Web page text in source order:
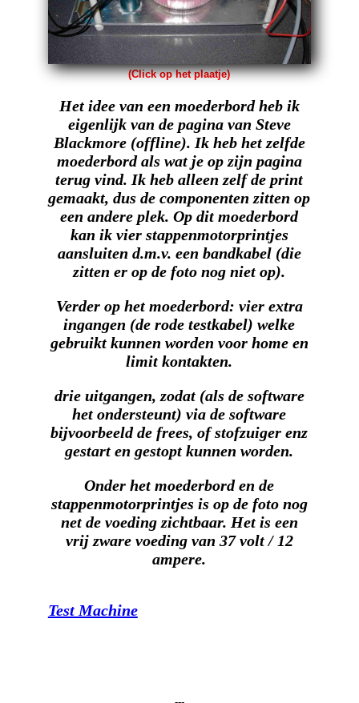
(Click op het plaatje)
Het idee van een moederbord heb ik
eigenlijk van de pagina van Steve
Blackmore (offline). Ik heb het zelfde
moederbord als wat je op zijn pagina
terug vind. Ik heb alleen zelf de print
gemaakt, dus de componenten zitten op
een andere plek. Op dit moederbord
kan ik vier stappenmotorprintjes
aansluiten d.m.v. een bandkabel (die
zitten er op de foto nog niet op).
Verder op het moederbord: vier extra
ingangen (de rode testkabel) welke
gebruikt kunnen worden voor home en
limit kontakten.
drie uitgangen, zodat (als de software
het ondersteunt) via de software
bijvoorbeeld de frees, of stofzuiger enz
gestart en gestopt kunnen worden.
Onder het moederbord en de
stappenmotorprintjes is op de foto nog
net de voeding zichtbaar. Het is een
vrij zware voeding van 37 volt / 12
ampere.
Test Machine